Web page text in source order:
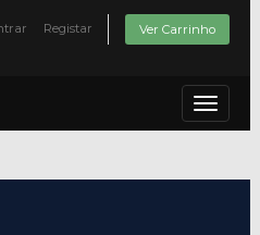
Registar Ver Carrinho
Toggle